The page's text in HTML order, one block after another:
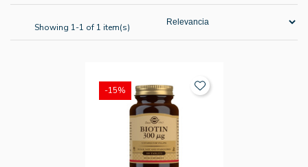
Showing 1-1 of 1 item(s)
-15%